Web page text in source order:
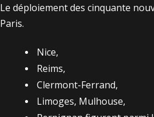
Le déploiement des cinquante
Paris.
Nice,
Reims,
Clermont-Ferrand,
Limoges, Mulhouse,